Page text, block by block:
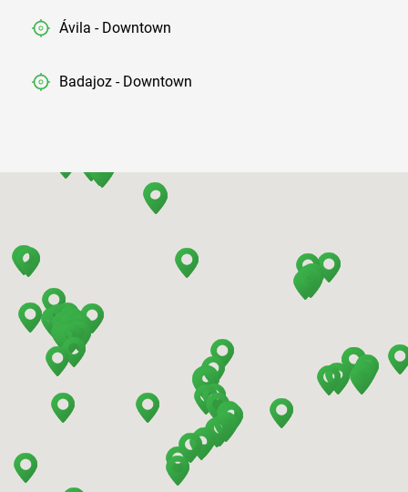
Ávila - Downtown
Badajoz - Downtown
Barcelona - El Prat
Barcelona - Mataro
Barcelona - Terrassa
Benidorm - Downtown
Bilbao - Barakaldo